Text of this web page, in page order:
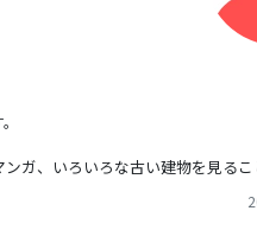
ガ、いろいろな古い建物を見るこ